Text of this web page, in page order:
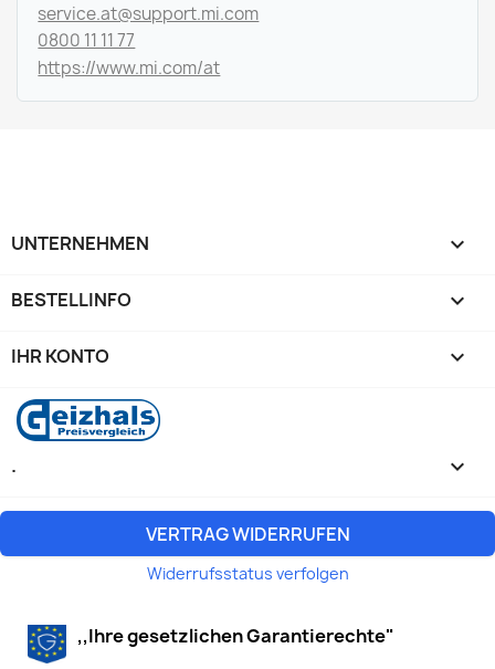
service.at@support.mi.com
0800 11 11 77
https://www.mi.com/at
UNTERNEHMEN 
BESTELLINFO 
IHR KONTO 
. keyboard_arrow_down
VERTRAG WIDERRUFEN
Widerrufsstatus verfolgen
,,Ihre gesetzlichen Garantierechte"